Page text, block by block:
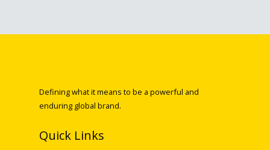
Defining what it means to be a powerful and
enduring global brand.
Quick Links